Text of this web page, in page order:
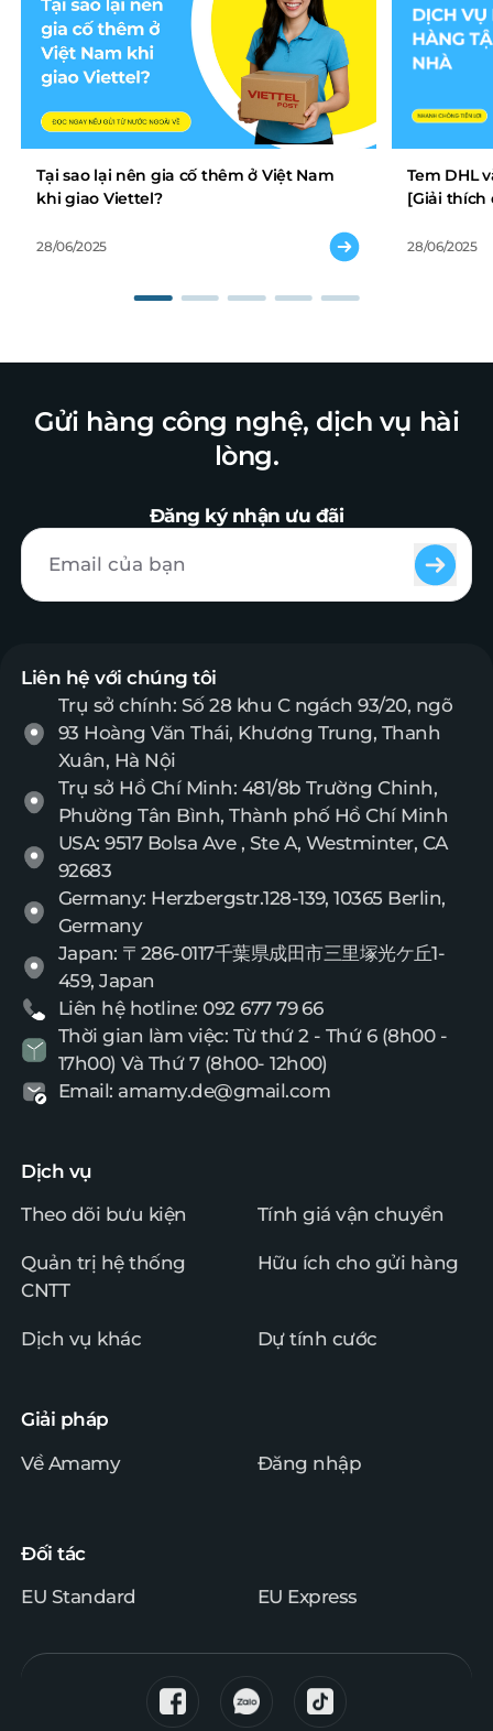
Tại sao lại nên gia cố thêm ở Việt Nam
khi giao Viettel?
28/06/2025
Tem DHL
[Giải thích
28/06/2025
Gửi hàng công nghệ, dịch vụ hài
lòng.
Đăng ký nhận ưu đãi
Liên hệ với chúng tôi
Trụ sở chính: Số 28 khu C ngách 93/20, ngõ
93 Hoàng Văn Thái, Khương Trung, Thanh
Xuân, Hà Nội
Trụ sở Hồ Chí Minh: 481/8b Trường Chinh,
Phường Tân Bình, Thành phố Hồ Chí Minh
USA: 9517 Bolsa Ave , Ste A, Westminter, CA
92683
Germany: Herzbergstr.128-139, 10365 Berlin,
Germany
Japan: 〒286-0117千葉県成田市三里塚光ケ丘1-
459, Japan
Liên hệ hotline: 092 677 79 66
Thời gian làm việc: Từ thứ 2 - Thứ 6 (8h00 -
17h00) Và Thứ 7 (8h00- 12h00)
Email: amamy.de@gmail.com
Dịch vụ
Theo dõi bưu kiện
Tính giá vận chuyển
Quản trị hệ thống
CNTT
Hữu ích cho gửi hàng
Dịch vụ khác Dự tính cước
Giải pháp
Về Amamy
Đăng nhập
Đối tác
EU Standard
EU Express